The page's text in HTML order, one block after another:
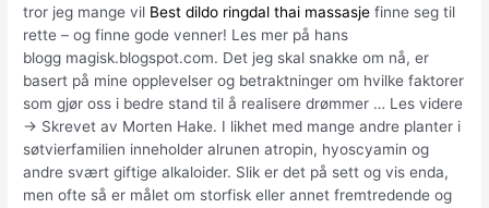
tror jeg mange vil Best dildo ringdal thai massasje finne seg til
rette – og finne gode venner! Les mer på hans
blogg magisk.blogspot.com. Det jeg skal snakke om nå, er
basert på mine opplevelser og betraktninger om hvilke faktorer
som gjør oss i bedre stand til å realisere drømmer … Les videre
→ Skrevet av Morten Hake. I likhet med mange andre planter i
søtvierfamilien inneholder alrunen atropin, hyoscyamin og
andre svært giftige alkaloider. Slik er det på sett og vis enda,
men ofte så er målet om storfisk eller annet fremtredende og